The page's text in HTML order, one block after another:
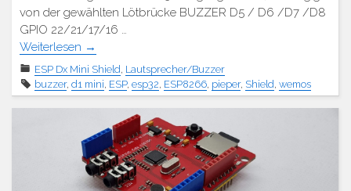
von der gewählten Lötbrücke BUZZER D5 / D6 /D7 /D8
GPIO 22/21/17/16 …
Weiterlesen →
ESP Dx Mini Shield, Lautsprecher/Buzzer
buzzer, d1 mini, ESP, esp32, ESP8266, pieper, Shield, wemos